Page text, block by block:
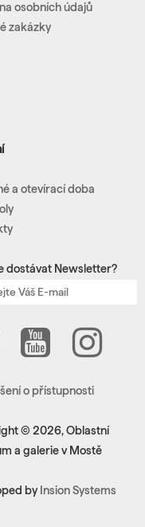
osobních údajů
zakázky
a otevírací doba
dostávat Newsletter?
o přístupnosti
© 2026, Oblastní
a galerie v Mostě
by Insion Systems